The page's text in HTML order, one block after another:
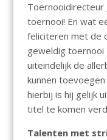
Toernooidirecteur
toernooi! En wat
feliciteren met de
geweldig toernooi
uiteindelijk de
kunnen
hierbij is hij gelijk
titel te komen
Talenten met